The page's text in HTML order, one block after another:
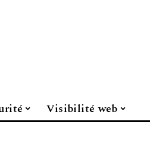
Visibilité web